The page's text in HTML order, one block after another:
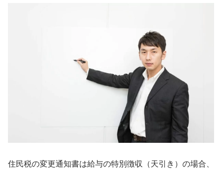
住民税の変更通知書は給与の特別徴収（天引き）の場合、